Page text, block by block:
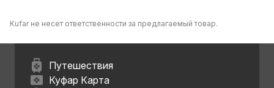
Kufar не несет ответственности за предлагаемый товар.
Путешествия
Куфар Карта